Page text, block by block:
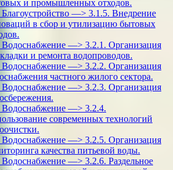
и промышленных отходов.
Благоустройство —> 3.1.5. Внедрение
в сбор и утилизацию бытовых
Водоснабжение —> 3.2.1. Организация
и ремонта водопроводов.
Водоснабжение —> 3.2.2. Организация
частного жилого сектора.
Водоснабжение —> 3.2.3. Организация
Водоснабжение —> 3.2.4.
современных технологий
Водоснабжение —> 3.2.5. Организация
качества питьевой воды.
Водоснабжение —> 3.2.6. Раздельное